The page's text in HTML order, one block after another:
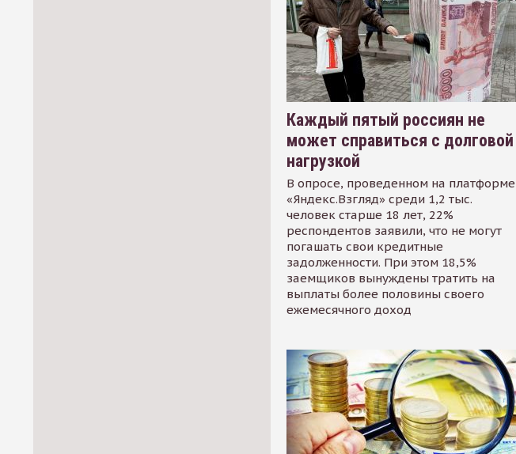
Каждый пятый россиян не
может справиться с долговой
нагрузкой
В опросе, проведенном на платформе
«Яндекс.Взгляд» среди 1,2 тыс.
человек старше 18 лет, 22%
респондентов заявили, что не могут
погашать свои кредитные
задолженности. При этом 18,5%
заемщиков вынуждены тратить на
выплаты более половины своего
ежемесячного доход